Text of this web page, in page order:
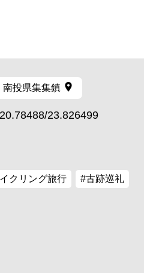
南投県集集鎮
23.826499
クリング旅行 #古跡巡礼